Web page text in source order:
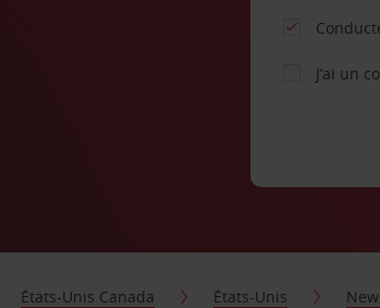
J’ai un
États-Unis Canada États-Unis